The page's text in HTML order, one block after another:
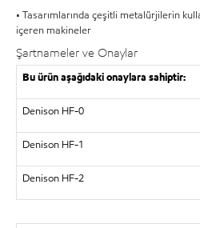
• Tasarımlarında çeşitli metalürjilerin
içeren makineler
Şartnameler ve Onaylar
Bu ürün aşağıdaki onaylara sahiptir:
Denison HF-0
Denison HF-1
Denison HF-2